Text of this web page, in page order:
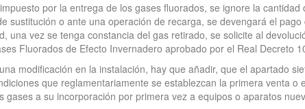
por la entrega de los gases fluorados, se ignore la
sustitución o ante una operación de recarga, se devengará el
una vez se tenga constancia del gas retirado, se solicite al
Fluorados de Efecto Invernadero aprobado por el Real Decreto
modificación en la instalación, hay que añadir, que el apartado
que reglamentariamente se establezcan la primera venta o
a su incorporación por primera vez a equipos o aparatos